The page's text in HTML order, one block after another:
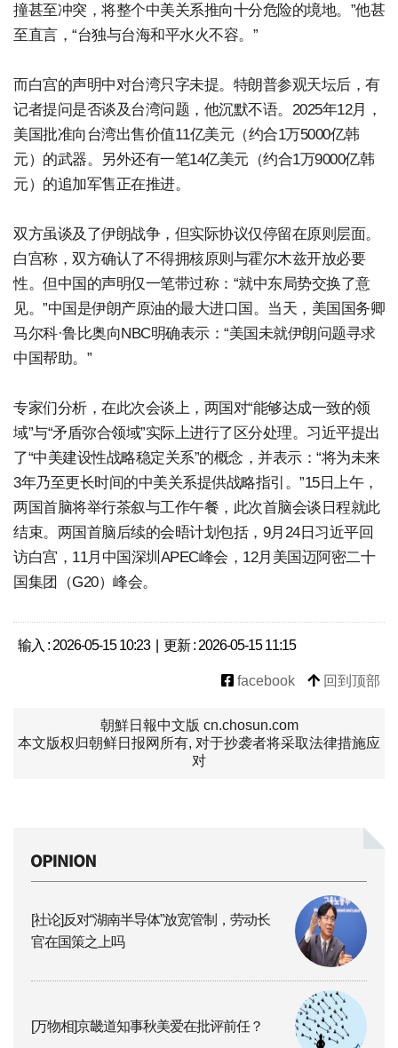
撞甚至冲突，将整个中美关系推向十分危险的境地。”他甚
至直言，“台独与台海和平水火不容。”
而白宫的声明中对台湾只字未提。特朗普参观天坛后，有
记者提问是否谈及台湾问题，他沉默不语。2025年12月，
美国批准向台湾出售价值11亿美元（约合1万5000亿韩
元）的武器。另外还有一笔14亿美元（约合1万9000亿韩
元）的追加军售正在推进。
双方虽谈及了伊朗战争，但实际协议仅停留在原则层面。
白宫称，双方确认了不得拥核原则与霍尔木兹开放必要
性。但中国的声明仅一笔带过称：“就中东局势交换了意
见。”中国是伊朗产原油的最大进口国。当天，美国国务卿
马尔科·鲁比奥向NBC明确表示：“美国未就伊朗问题寻求
中国帮助。”
专家们分析，在此次会谈上，两国对“能够达成一致的领
域”与“矛盾弥合领域”实际上进行了区分处理。习近平提出
了“中美建设性战略稳定关系”的概念，并表示：“将为未来
3年乃至更长时间的中美关系提供战略指引。”15日上午，
两国首脑将举行茶叙与工作午餐，此次首脑会谈日程就此
结束。两国首脑后续的会晤计划包括，9月24日习近平回
访白宫，11月中国深圳APEC峰会，12月美国迈阿密二十
国集团（G20）峰会。
输入 : 2026-05-15 10:23 | 更新 : 2026-05-15 11:15
facebook 回到顶部
朝鮮日報中文版 cn.chosun.com
本文版权归朝鲜日报网所有, 对于抄袭者将采取法律措施应
对
[社论]反对“湖南半导体”放宽管制，劳动长
官在国策之上吗
[万物相]京畿道知事秋美爱在批评前任？